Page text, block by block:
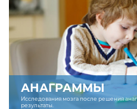
АНАГРАММЫ
Исследования мозга после решения
результаты.